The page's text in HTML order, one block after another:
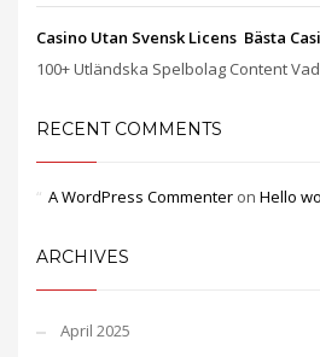
Casino Utan Svensk Licens ️ Bästa
100+ Utländska Spelbolag Content
RECENT COMMENTS
A WordPress Commenter on Hello
ARCHIVES
April 2025